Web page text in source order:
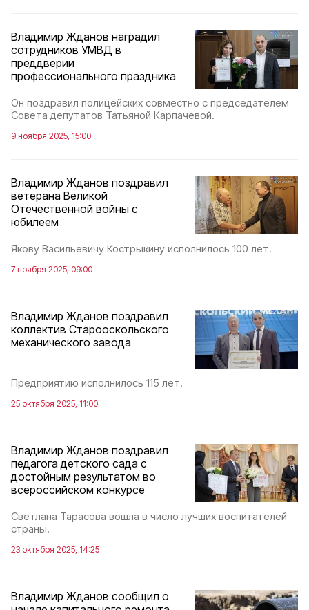
Владимир Жданов наградил
сотрудников УМВД в
преддверии
профессионального праздника
Он поздравил полицейских совместно с председателем
Совета депутатов Татьяной Карпачевой.
9 ноября 2025, 15:00
Владимир Жданов поздравил
ветерана Великой
Отечественной войны с
юбилеем
Якову Васильевичу Кострыкину исполнилось 100 лет.
7 ноября 2025, 09:00
Владимир Жданов поздравил
коллектив Старооскольского
механического завода
Предприятию исполнилось 115 лет.
25 октября 2025, 11:00
Владимир Жданов поздравил
педагога детского сада с
достойным результатом во
всероссийском конкурсе
Светлана Тарасова вошла в число лучших воспитателей
страны.
23 октября 2025, 14:25
Владимир Жданов сообщил о